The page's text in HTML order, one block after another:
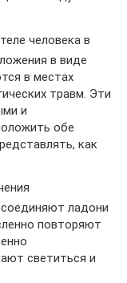
человека в
в виде
в местах
травм. Эти
и
обе
как
ладони
повторяют
светиться и